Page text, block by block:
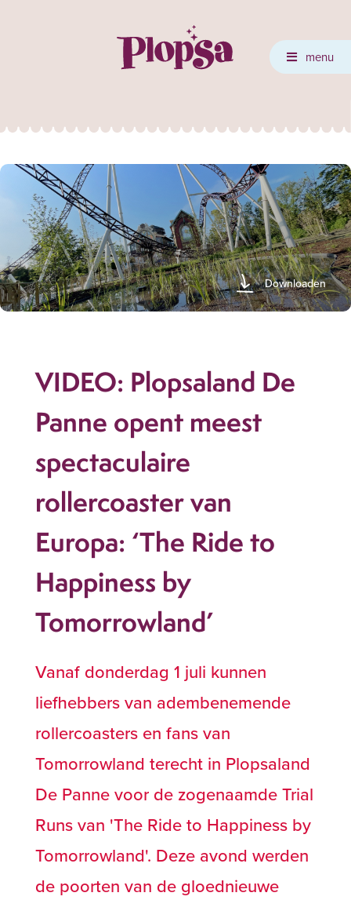
menu
Downloaden
VIDEO: Plopsaland De
Panne opent meest
spectaculaire
rollercoaster van
Europa: ‘The Ride to
Happiness by
Tomorrowland’ ​
Vanaf donderdag 1 juli kunnen
liefhebbers van adembenemende
rollercoasters en fans van
Tomorrowland terecht in Plopsaland
De Panne voor de zogenaamde Trial
Runs van 'The Ride to Happiness by
Tomorrowland'. Deze avond werden
de poorten van de gloednieuwe